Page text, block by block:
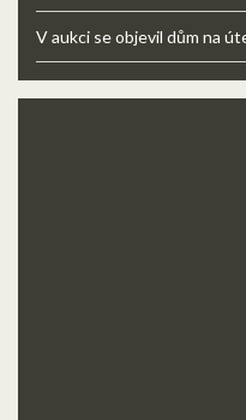
V aukci se objevil dům na